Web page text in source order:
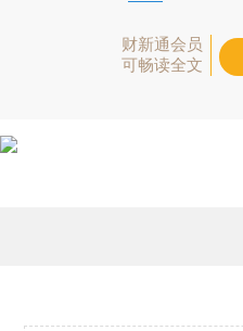
财新通会员
可畅读全文